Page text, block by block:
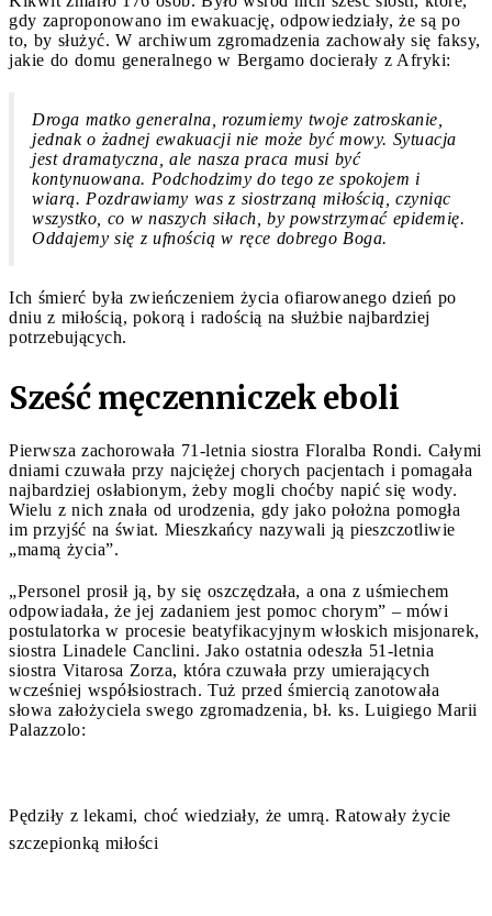
gdy zaproponowano im ewakuację, odpowiedziały, że są po
to, by służyć. W archiwum zgromadzenia zachowały się faksy,
jakie do domu generalnego w Bergamo docierały z Afryki:
Droga matko generalna, rozumiemy twoje zatroskanie,
jednak o żadnej ewakuacji nie może być mowy. Sytuacja
jest dramatyczna, ale nasza praca musi być
kontynuowana. Podchodzimy do tego ze spokojem i
wiarą. Pozdrawiamy was z siostrzaną miłością, czyniąc
wszystko, co w naszych siłach, by powstrzymać epidemię.
Oddajemy się z ufnością w ręce dobrego Boga.
Ich śmierć była zwieńczeniem życia ofiarowanego dzień po
dniu z miłością, pokorą i radością na służbie najbardziej
potrzebujących.
Sześć męczenniczek eboli
Pierwsza zachorowała 71-letnia siostra Floralba Rondi. Całymi
dniami czuwała przy najciężej chorych pacjentach i pomagała
najbardziej osłabionym, żeby mogli choćby napić się wody.
Wielu z nich znała od urodzenia, gdy jako położna pomogła
im przyjść na świat. Mieszkańcy nazywali ją pieszczotliwie
„mamą życia”.
„Personel prosił ją, by się oszczędzała, a ona z uśmiechem
odpowiadała, że jej zadaniem jest pomoc chorym” – mówi
postulatorka w procesie beatyfikacyjnym włoskich misjonarek,
siostra Linadele Canclini. Jako ostatnia odeszła 51-letnia
siostra Vitarosa Zorza, która czuwała przy umierających
wcześniej współsiostrach. Tuż przed śmiercią zanotowała
słowa założyciela swego zgromadzenia, bł. ks. Luigiego Marii
Palazzolo:
Pędziły z lekami, choć wiedziały, że umrą. Ratowały życie
szczepionką miłości